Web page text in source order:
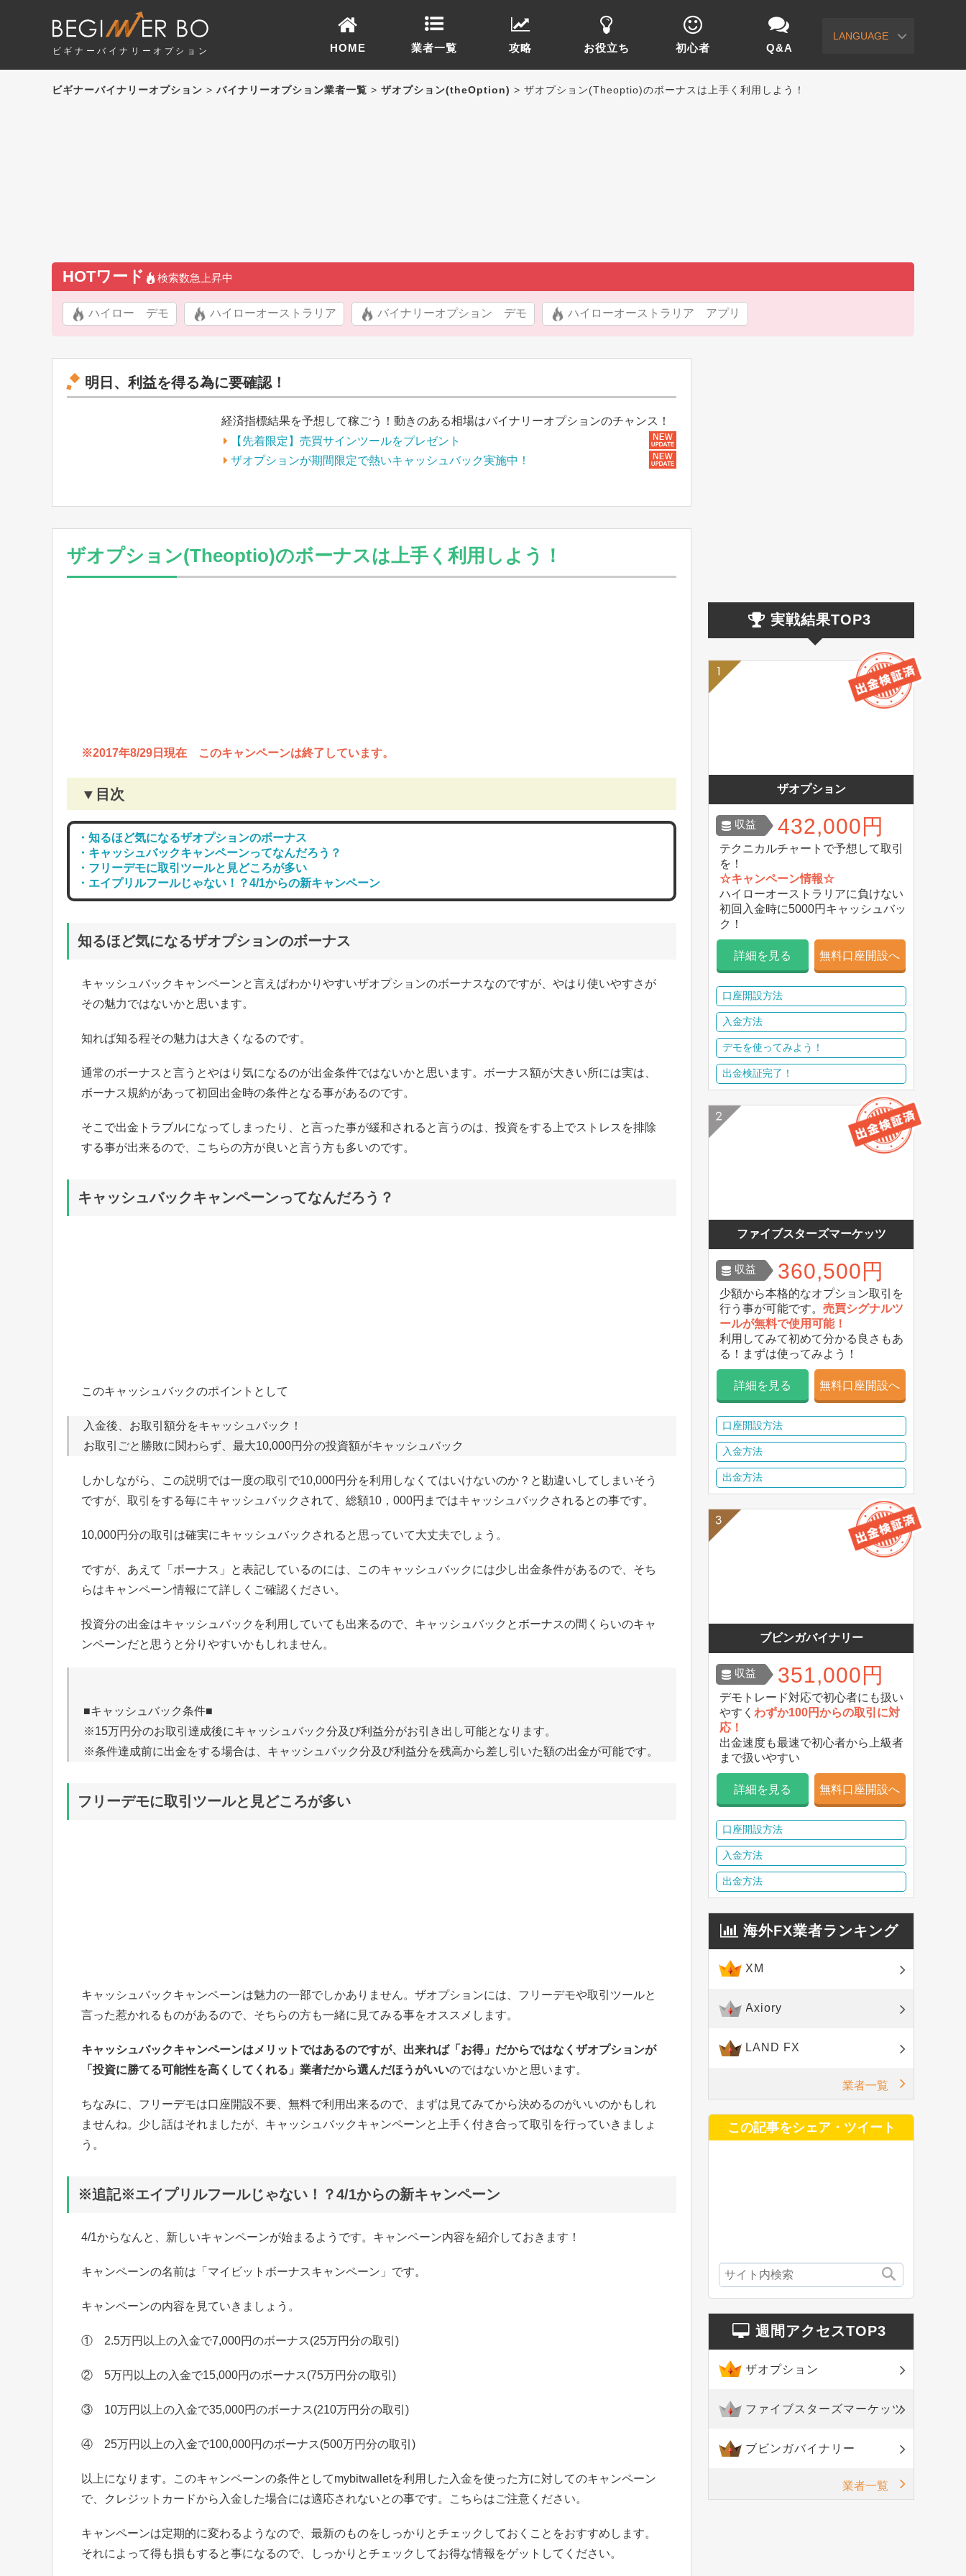
ビギナーバイナリーオプション
LANGUAGE
HOME 業者一覧 攻略 お役立ち 初心者 Q&A
ビギナーバイナリーオプション > バイナリーオプション業者一覧 > ザオプション(theOption) > ザオプション(Theoptio)のボーナスは上手く利用しよう！
HOTワード 検索数急上昇中
ハイロー デモ ハイローオーストラリア バイナリーオプション デモ ハイローオーストラリア アプリ
明日、利益を得る為に要確認！
経済指標結果を予想して稼ごう！動きのある相場はバイナリーオプションのチャンス！
【先着限定】売買サインツールをプレゼント
ザオプションが期間限定で熱いキャッシュバック実施中！
ザオプション(Theoptio)のボーナスは上手く利用しよう！
※2017年8/29日現在 このキャンペーンは終了しています。
▼目次
・知るほど気になるザオプションのボーナス
・キャッシュバックキャンペーンってなんだろう？
・フリーデモに取引ツールと見どころが多い
・エイプリルフールじゃない！？4/1からの新キャンペーン
知るほど気になるザオプションのボーナス
キャッシュバックキャンペーンと言えばわかりやすいザオプションのボーナスなのですが、やはり使いやすさが
その魅力ではないかと思います。
知れば知る程その魅力は大きくなるのです。
通常のボーナスと言うとやはり気になるのが出金条件ではないかと思います。ボーナス額が大きい所には実は、
ボーナス規約があって初回出金時の条件となる事があるのです。
そこで出金トラブルになってしまったり、と言った事が緩和されると言うのは、投資をする上でストレスを排除
する事が出来るので、こちらの方が良いと言う方も多いのです。
キャッシュバックキャンペーンってなんだろう？
このキャッシュバックのポイントとして
入金後、お取引額分をキャッシュバック！
お取引ごと勝敗に関わらず、最大10,000円分の投資額がキャッシュバック
しかしながら、この説明では一度の取引で10,000円分を利用しなくてはいけないのか？と勘違いしてしまいそう
ですが、取引をする毎にキャッシュバックされて、総額10，000円まではキャッシュバックされるとの事です。
10,000円分の取引は確実にキャッシュバックされると思っていて大丈夫でしょう。
ですが、あえて「ボーナス」と表記しているのには、このキャッシュバックには少し出金条件があるので、そち
らはキャンペーン情報にて詳しくご確認ください。
投資分の出金はキャッシュバックを利用していても出来るので、キャッシュバックとボーナスの間くらいのキャ
ンペーンだと思うと分りやすいかもしれません。
■キャッシュバック条件■
※15万円分のお取引達成後にキャッシュバック分及び利益分がお引き出し可能となります。
※条件達成前に出金をする場合は、キャッシュバック分及び利益分を残高から差し引いた額の出金が可能です。
フリーデモに取引ツールと見どころが多い
キャッシュバックキャンペーンは魅力の一部でしかありません。ザオプションには、フリーデモや取引ツールと
言った惹かれるものがあるので、そちらの方も一緒に見てみる事をオススメします。
キャッシュバックキャンペーンはメリットではあるのですが、出来れば「お得」だからではなくザオプションが
「投資に勝てる可能性を高くしてくれる」業者だから選んだほうがいいのではないかと思います。
ちなみに、フリーデモは口座開設不要、無料で利用出来るので、まずは見てみてから決めるのがいいのかもしれ
ませんね。少し話はそれましたが、キャッシュバックキャンペーンと上手く付き合って取引を行っていきましょ
う。
※追記※エイプリルフールじゃない！？4/1からの新キャンペーン
4/1からなんと、新しいキャンペーンが始まるようです。キャンペーン内容を紹介しておきます！
キャンペーンの名前は「マイビットボーナスキャンペーン」です。
キャンペーンの内容を見ていきましょう。
① 2.5万円以上の入金で7,000円のボーナス(25万円分の取引)
② 5万円以上の入金で15,000円のボーナス(75万円分の取引)
③ 10万円以上の入金で35,000円のボーナス(210万円分の取引)
④ 25万円以上の入金で100,000円のボーナス(500万円分の取引)
以上になります。このキャンペーンの条件としてmybitwalletを利用した入金を使った方に対してのキャンペーン
で、クレジットカードから入金した場合には適応されないとの事です。こちらはご注意ください。
キャンペーンは定期的に変わるようなので、最新のものをしっかりとチェックしておくことをおすすめします。
それによって得も損もすると事になるので、しっかりとチェックしてお得な情報をゲットしてください。
実戦結果TOP3
ザオプション
収益 432,000円
テクニカルチャートで予想して取引
を！
☆キャンペーン情報☆
ハイローオーストラリアに負けない
初回入金時に5000円キャッシュバッ
ク！
詳細を見る 無料口座開設へ
口座開設方法
入金方法
デモを使ってみよう！
出金検証完了！
ファイブスターズマーケッツ
収益 360,500円
少額から本格的なオプション取引を
行う事が可能です。 売買シグナルツ
ールが無料で使用可能！
利用してみて初めて分かる良さもあ
る！まずは使ってみよう！
詳細を見る 無料口座開設へ
口座開設方法
入金方法
出金方法
ブビンガバイナリー
収益 351,000円
デモトレード対応で初心者にも扱い
やすく わずか100円からの取引に対
応！
出金速度も最速で初心者から上級者
まで扱いやすい
詳細を見る 無料口座開設へ
口座開設方法
入金方法
出金方法
海外FX業者ランキング
XM
Axiory
LAND FX
業者一覧
この記事をシェア・ツイート
週間アクセスTOP3
ザオプション
ファイブスターズマーケッツ
ブビンガバイナリー
業者一覧